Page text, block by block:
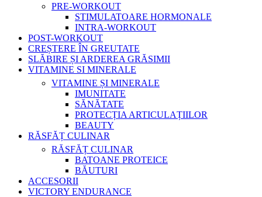
PRE-WORKOUT
STIMULATOARE HORMONALE
INTRA-WORKOUT
POST-WORKOUT
CREȘTERE ÎN GREUTATE
SLĂBIRE ȘI ARDEREA GRĂSIMII
VITAMINE SI MINERALE
VITAMINE ȘI MINERALE
IMUNITATE
SĂNĂTATE
PROTECȚIA ARTICULAȚIILOR
BEAUTY
RĂSFĂȚ CULINAR
RĂSFĂȚ CULINAR
BATOANE PROTEICE
BĂUTURI
ACCESORII
VICTORY ENDURANCE